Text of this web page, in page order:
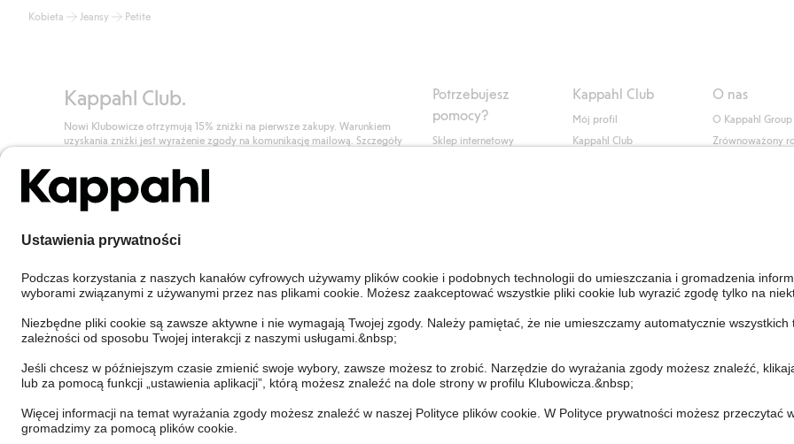
Kobieta Jeansy Petite
Kappahl Club.
Nowi Klubowicze otrzymują 15% zniżki na pierwsze zakupy. Warunkiem
uzyskania zniżki jest wyrażenie zgody na komunikację mailową. Szczegóły
Dołącz do Klubu!
Potrzebujesz
pomocy?
Sklep internetowy
Personal Styling
Odstąp od umowy
Kappahl Club
Mój profil
Kappahl Club
O nas
O Kappahl Group
Zrównoważony
Poland Zmień kraj